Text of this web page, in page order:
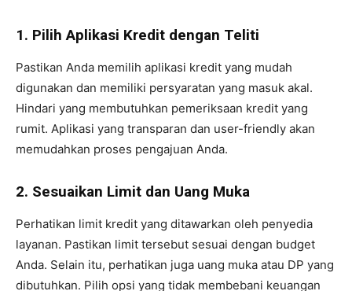
1. Pilih Aplikasi Kredit dengan Teliti
Pastikan Anda memilih aplikasi kredit yang mudah
digunakan dan memiliki persyaratan yang masuk akal.
Hindari yang membutuhkan pemeriksaan kredit yang
rumit. Aplikasi yang transparan dan user-friendly akan
memudahkan proses pengajuan Anda.
2. Sesuaikan Limit dan Uang Muka
Perhatikan limit kredit yang ditawarkan oleh penyedia
layanan. Pastikan limit tersebut sesuai dengan budget
Anda. Selain itu, perhatikan juga uang muka atau DP yang
dibutuhkan. Pilih opsi yang tidak membebani keuangan